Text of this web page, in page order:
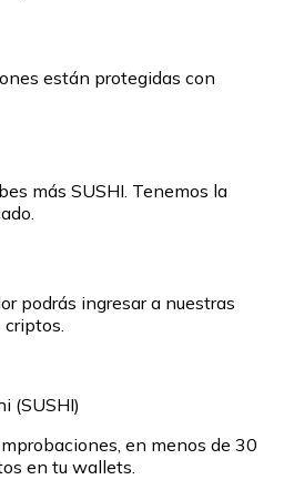
están protegidas con
más SUSHI. Tenemos la
podrás ingresar a nuestras
(SUSHI)
en menos de 30
en tu wallets.